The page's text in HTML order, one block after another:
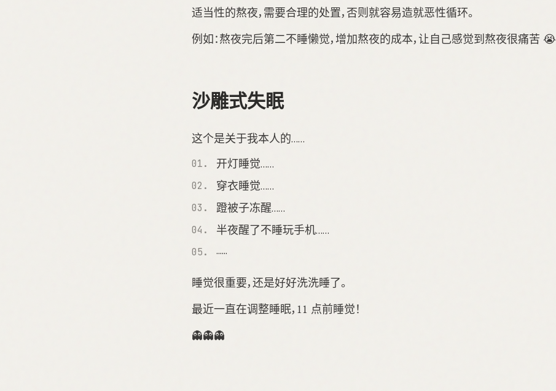
适当性的熬夜，需要合理的处置，否则就容易造就恶性循环。
例如：熬夜完后第二不睡懒觉，增加熬夜的成本，让自己感觉到熬夜很痛苦 😭
沙雕式失眠
这个是关于我本人的……
开灯睡觉……
穿衣睡觉……
蹬被子冻醒……
半夜醒了不睡玩手机……
······
睡觉很重要，还是好好洗洗睡了。
最近一直在调整睡眠，11 点前睡觉！
👻👻👻